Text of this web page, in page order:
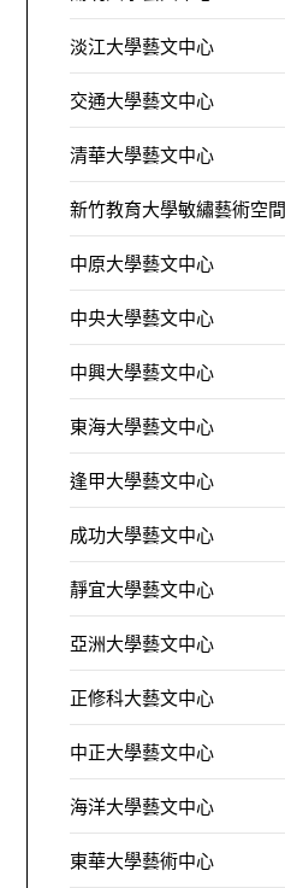
淡江大學藝文中心
交通大學藝文中心
清華大學藝文中心
新竹教育大學敏繡藝術空間
中原大學藝文中心
中央大學藝文中心
中興大學藝文中心
東海大學藝文中心
逢甲大學藝文中心
成功大學藝文中心
靜宜大學藝文中心
亞洲大學藝文中心
正修科大藝文中心
中正大學藝文中心
海洋大學藝文中心
東華大學藝術中心